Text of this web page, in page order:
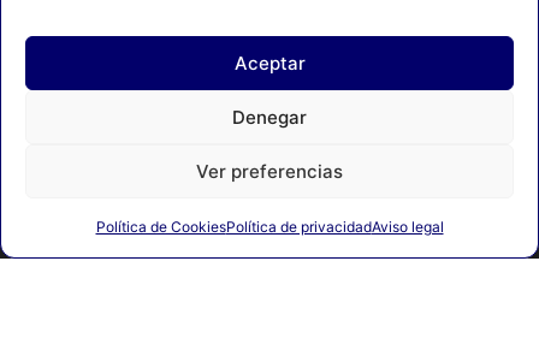
Aceptar
Denegar
Ver preferencias
Política de CookiesPolítica de privacidadAviso legal
AVISO LEGAL
POLÍTICA DE PRIVACIDAD
© 2024 FEDERACIÓN ESPAÑOLA DE BOXEO. C/ FERRAZ, 16 1º
DRCHA. 28008 Madrid | DESARROLLADO POR TOOOLS.